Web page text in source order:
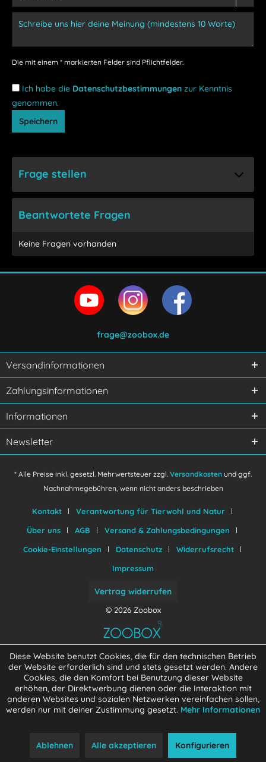
Die mit einem * markierten Felder sind Pflichtfelder.
Ich habe die Datenschutzbestimmungen zur Kenntnis
genommen.
Speichern
Frage stellen
Ich habe die
verstanden und stimme zu.
Mit * gekennzeichnete Felder sind Pflichtfelder.
Senden
Beantwortete Fragen
Keine Fragen vorhanden
frage@zoobox.de
Versandinformationen
Zahlungsinformationen
Informationen
Newsletter
* Alle Preise inkl. gesetzl. Mehrwertsteuer zzgl. Versandkosten und ggf.
Nachnahmegebühren, wenn nicht anders beschrieben
Kontakt
Verantwortung für Tierwohl und Natur
Über uns
AGB
Versand & Zahlungsbedingungen
Cookie-Einstellungen
Datenschutz
Widerrufsrecht
Impressum
Vertrag widerrufen
© 2026 Zoobox
Diese Website benutzt Cookies, die für den technischen Betrieb
der Website erforderlich sind und stets gesetzt werden. Andere
Cookies, die den Komfort bei Benutzung dieser Website
erhöhen, der Direktwerbung dienen oder die Interaktion mit
anderen Websites und sozialen Netzwerken vereinfachen sollen,
werden nur mit deiner Zustimmung gesetzt. Mehr Informationen
Ablehnen Alle akzeptieren Konfigurieren